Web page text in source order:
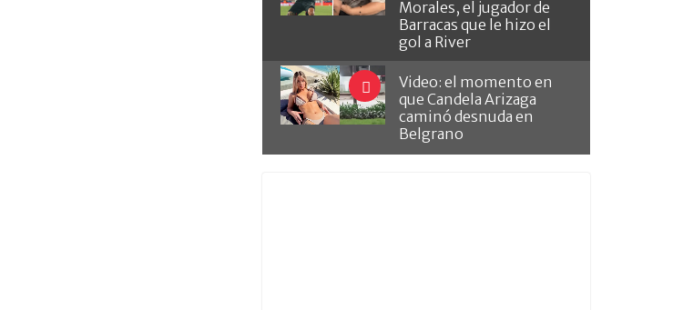
Morales, el jugador de
Barracas que le hizo el
gol a River
Video: el momento en
que Candela Arizaga
caminó desnuda en
Belgrano